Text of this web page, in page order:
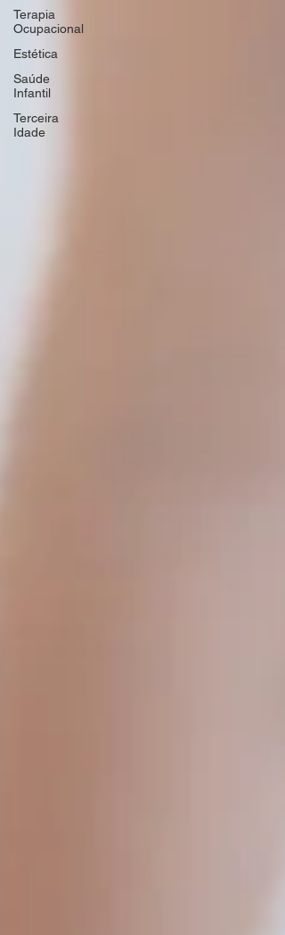
Terapia
Ocupacional
Estética
Saúde
Infantil
Terceira
Idade